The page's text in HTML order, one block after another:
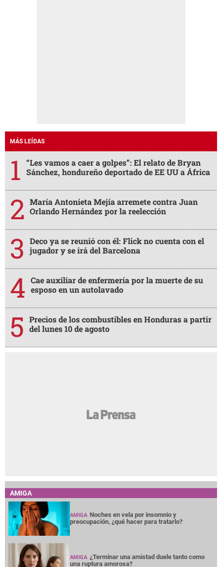
MÁS LEÍDAS
“Les vamos a caer a golpes”: El relato de Bryan
Sánchez, hondureño deportado de EE UU a África
María Antonieta Mejía arremete contra Juan
Orlando Hernández por la reelección
Deco ya se reunió con él: Flick no cuenta con el
jugador y se irá del Barcelona
Cae auxiliar de enfermería por la muerte de su
esposo en un autolavado
Precios de los combustibles en Honduras a partir
del lunes 10 de agosto
AMIGA
AMIGA Noches en vela por insomnio y
preocupación, ¿qué hacer para tratarlo?
AMIGA ¿Terminar una amistad duele tanto como
una ruptura amorosa?